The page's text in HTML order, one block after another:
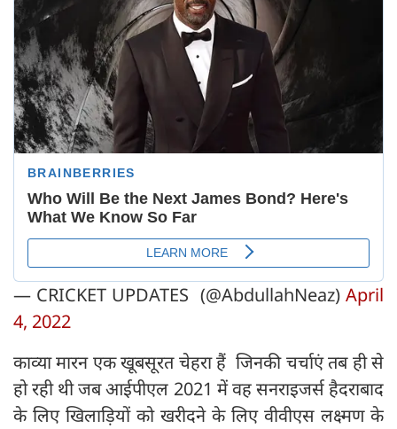
— CRICKET UPDATES (@AbdullahNeaz) April
4, 2022
काव्या मारन एक खूबसूरत चेहरा हैं जिनकी चर्चाएं तब ही से
हो रही थी जब आईपीएल 2021 में वह सनराइजर्स हैदराबाद
के लिए खिलाड़ियों को खरीदने के लिए वीवीएस लक्ष्मण के